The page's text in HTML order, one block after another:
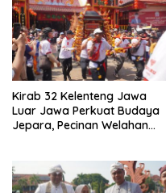
Kirab 32 Kelenteng Jawa
Luar Jawa Perkuat Budaya
Jepara, Pecinan Welahan